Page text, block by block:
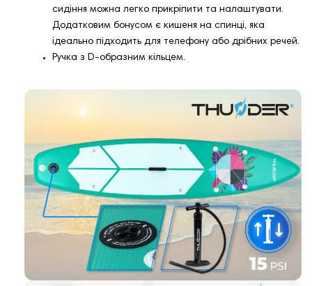
сидіння можна легко прикріпити та налаштувати.
Додатковим бонусом є кишеня на спинці, яка
ідеально підходить для телефону або дрібних речей.
Ручка з D-образним кільцем.